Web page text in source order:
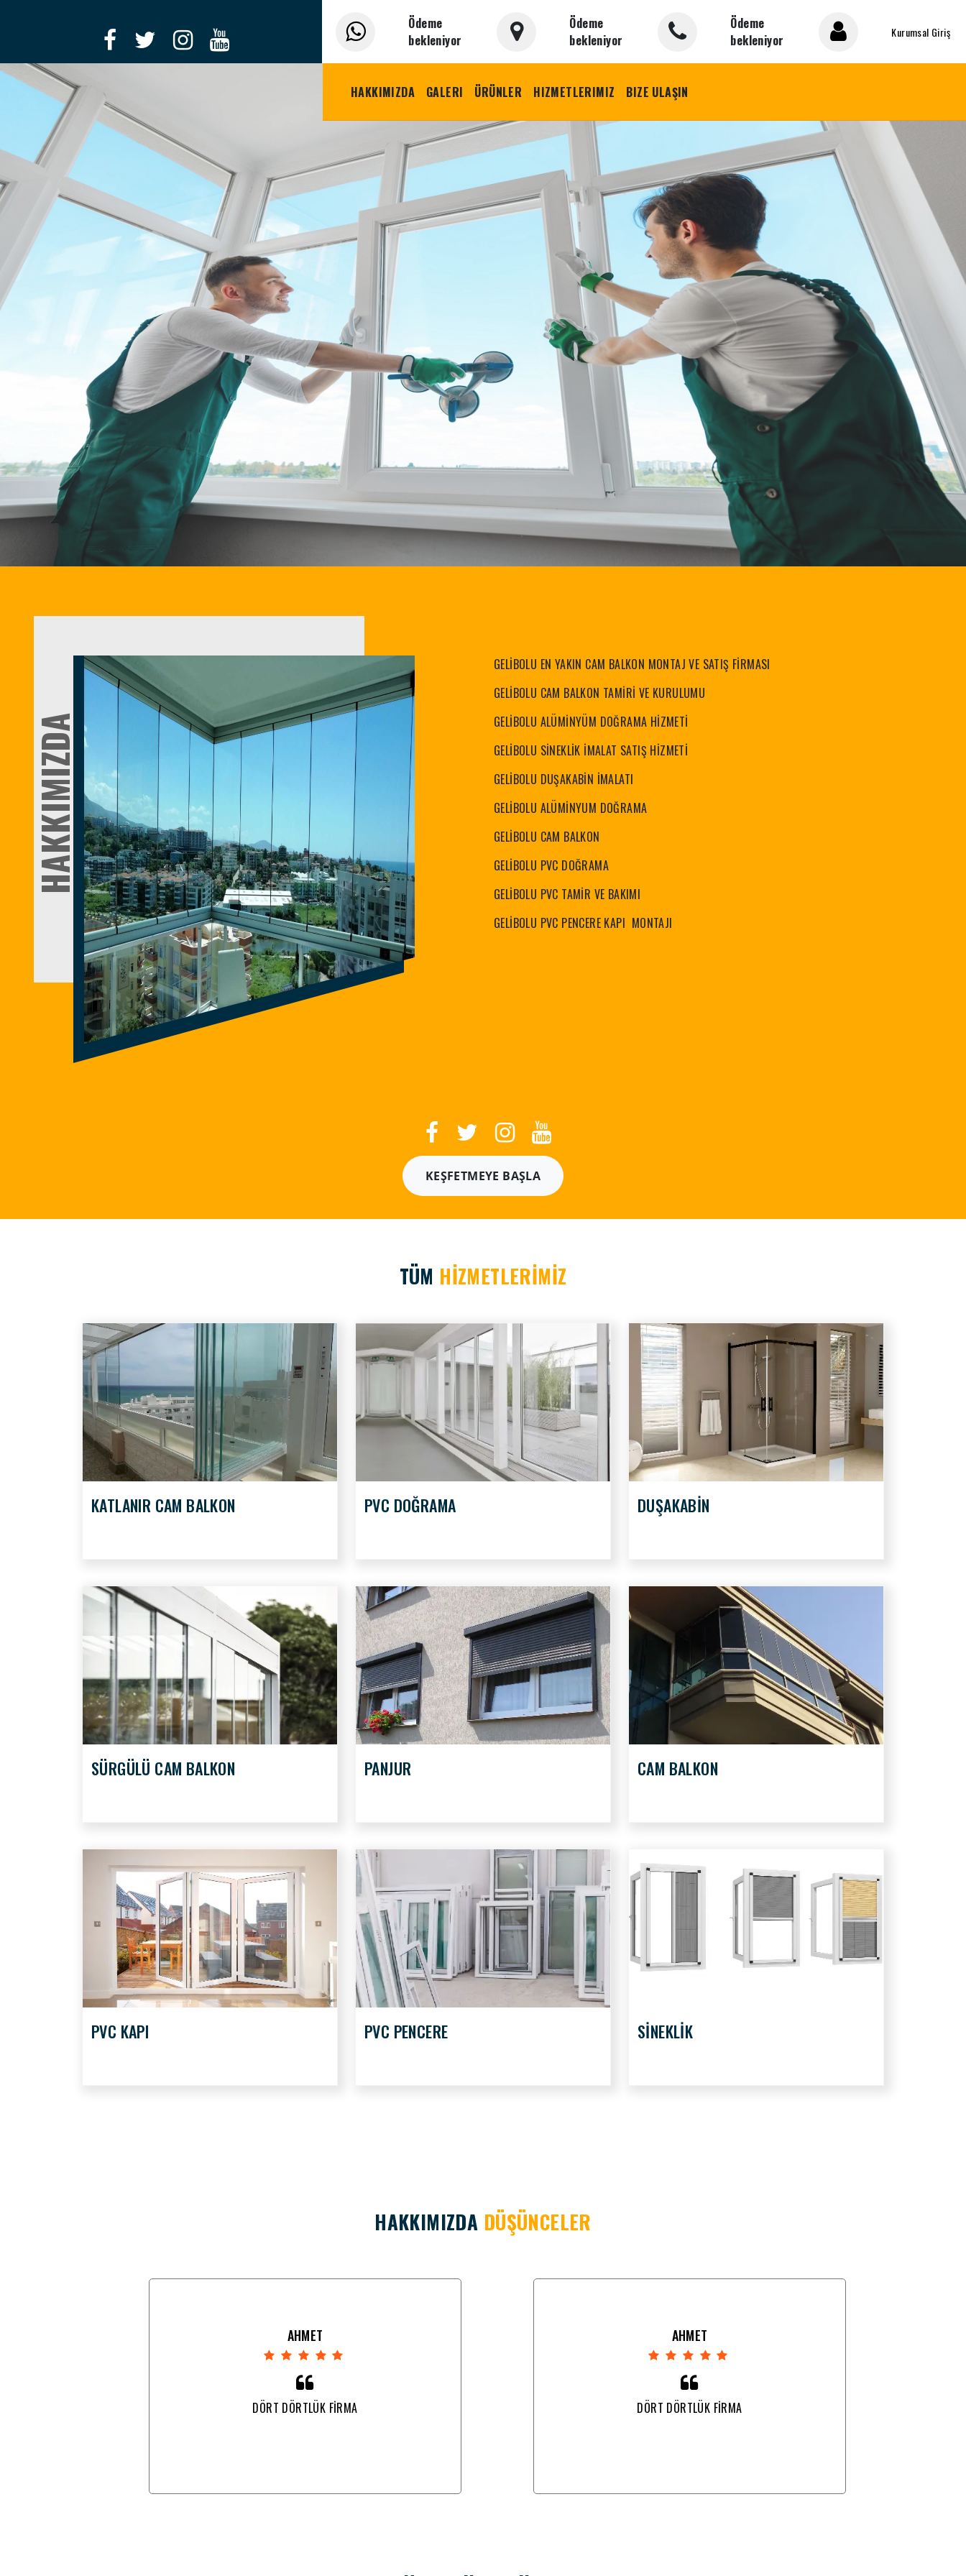
Ödeme
bekleniyor
Ödeme
bekleniyor
Ödeme
bekleniyor
Kurumsal Giriş
HAKKIMIZDA GALERI ÜRÜNLER HIZMETLERIMIZ BIZE ULAŞIN
HAKKIMIZDA
GELİBOLU EN YAKIN CAM BALKON MONTAJ VE SATIŞ FİRMASI
GELİBOLU CAM BALKON TAMİRİ VE KURULUMU
GELİBOLU ALÜMİNYÜM DOĞRAMA HİZMETİ
GELİBOLU SİNEKLİK İMALAT SATIŞ HİZMETİ
GELİBOLU DUŞAKABİN İMALATI
GELİBOLU ALÜMİNYUM DOĞRAMA
GELİBOLU CAM BALKON
GELİBOLU PVC DOĞRAMA
GELİBOLU PVC TAMİR VE BAKIMI
GELİBOLU PVC PENCERE KAPI MONTAJI
KEŞFETMEYE BAŞLA
TÜM HİZMETLERİMİZ
KATLANIR CAM BALKON PVC DOĞRAMA DUŞAKABİN
SÜRGÜLÜ CAM BALKON PANJUR CAM BALKON
PVC KAPI PVC PENCERE SİNEKLİK
HAKKIMIZDA DÜŞÜNCELER
AHMET
DÖRT DÖRTLÜK FİRMA
AHMET
DÖRT DÖRTLÜK FİRMA